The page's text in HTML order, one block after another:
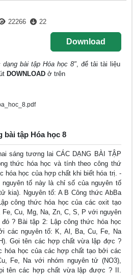
22266 22
Download
dạng bài tập Hóa học 8", để tải tài liệu
DOWNLOAD ở trên
bài tập Hóa học 8
sáng tương lai CÁC DẠNG BÀI TẬP
thức hóa học và tính theo công thứ
hóa học của hợp chất khi biết hóa trị. -
nguyên tố này là chỉ số của nguyên tố
kia). Nguyên tố: A B Công thức AbBa
công thức hóa học của các oxit tạo
Fe, Cu, Mg, Na, Zn, C, S, P với nguyên
? Bài tập 2: Lập công thức hóa học
các nguyên tố: K, Al, Ba, Cu, Fe, Na
Gọi tên các hợp chất vừa lập đợc ?
hóa học của các hợp chất tạo bởi các
Fe, Na với nhóm nguyên tử (NO3),
tên các hợp chất vừa lập được ? II.